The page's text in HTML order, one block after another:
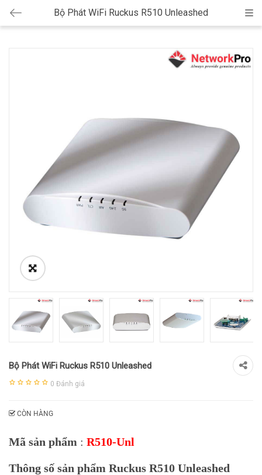
Bộ Phát WiFi Ruckus R510 Unleashed
Bộ Phát WiFi Ruckus R510 Unleashed
0 Đánh giá
CÒN HÀNG
Mã sản phẩm : R510-Unl
Thông số sản phẩm Ruckus R510 Unleashed